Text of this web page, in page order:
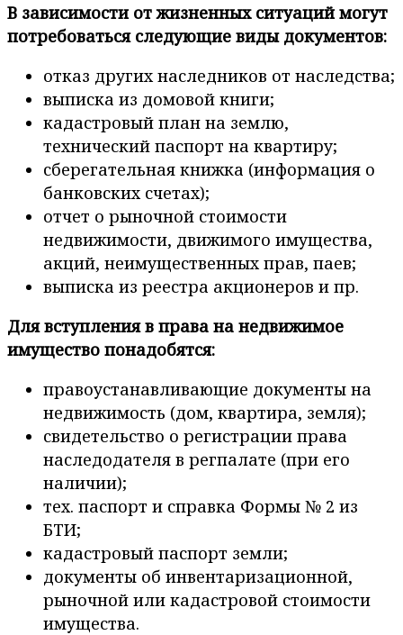
В зависимости от жизненных ситуаций могут
потребоваться следующие виды документов:
отказ других наследников от наследства;
выписка из домовой книги;
кадастровый план на землю,
технический паспорт на квартиру;
сберегательная книжка (информация о
банковских счетах);
отчет о рыночной стоимости
недвижимости, движимого имущества,
акций, неимущественных прав, паев;
выписка из реестра акционеров и пр.
Для вступления в права на недвижимое
имущество понадобятся:
правоустанавливающие документы на
недвижимость (дом, квартира, земля);
свидетельство о регистрации права
наследодателя в регпалате (при его
наличии);
тех. паспорт и справка Формы № 2 из
БТИ;
кадастровый паспорт земли;
документы об инвентаризационной,
рыночной или кадастровой стоимости
имущества.